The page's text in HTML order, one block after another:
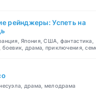
рейнджеры: Успеть на
Япония, США, фантастика,
боевик, драма, приключения,
драма, мелодрама